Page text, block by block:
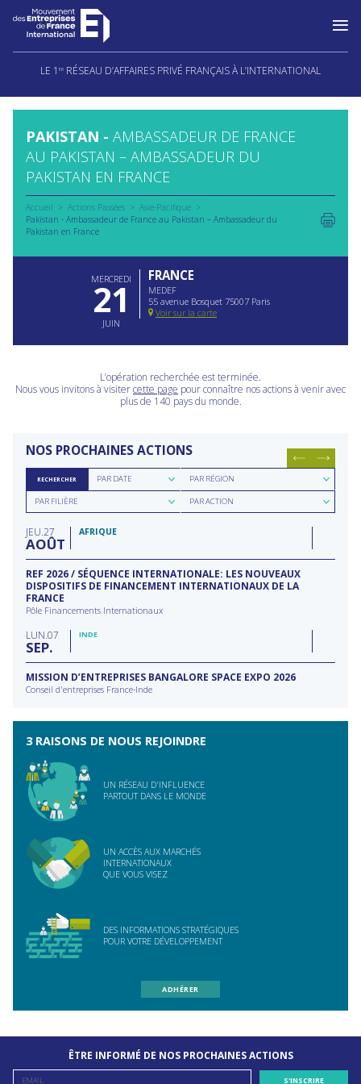
Aller
LE 1 ER RÉSEAU D’AFFAIRES PRIVÉ FRANÇAIS À L’INTERNATIONAL
PAKISTAN - AMBASSADEUR DE FRANCE
AU PAKISTAN – AMBASSADEUR DU
PAKISTAN EN FRANCE
Accueil Actions Passées
Asie-Pacifique
Pakistan - Ambassadeur de France au Pakistan – Ambassadeur du
Pakistan en France
MERCREDI
21
JUIN
FRANCE
MEDEF
55 avenue Bosquet 75007 Paris
Voir sur la carte
L’opération recherchée est terminée.
Nous vous invitons à visitercette page pour connaître nos actions à venir avec
plus de 140 pays du monde.
NOS PROCHAINES ACTIONS
RECHERCHER
Rechercher
parPAR DATE
Rechercher
par
région
PAR RÉGION
Rechercher
parPAR FILIÈRE
Rechercher
parPAR ACTION
JEU 27
AOÛT
AFRIQUE
REF 2026 / SÉQUENCE INTERNATIONALE: LES NOUVEAUX
DISPOSITIFS DE FINANCEMENT INTERNATIONAUX DE LA
FRANCE
Pôle Financements Internationaux
LUN 07
SEP
INDE
MISSION D’ENTREPRISES BANGALORE SPACE EXPO 2026
Conseil d'entreprises France-Inde
3 RAISONS DE NOUS REJOINDRE
UN RÉSEAU D'INFLUENCE
PARTOUT DANS LE MONDE
UN ACCÈS AUX MARCHÉS
INTERNATIONAUX
QUE VOUS VISEZ
DES INFORMATIONS STRATÉGIQUES
POUR VOTRE DÉVELOPPEMENT
ADHÉRER
ÊTRE INFORMÉ DE NOS PROCHAINES ACTIONS